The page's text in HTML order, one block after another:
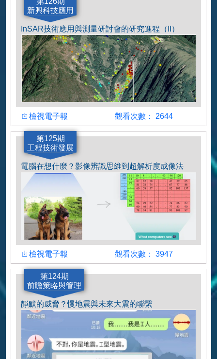
葉雯婷
新興科技應用
作者
李易諭
InSAR技術應用與測量研討會的研究進程（II）
檢視檢視電子報 觀看人數
觀看次數： 2644
第125期
工程技術發展
陳俊廷
電腦在想什麼？影像辨識思維到超解析度成像法
檢視檢視電子報 觀看人數
觀看次數： 3947
第124期
前瞻策略與管理
靜默的威脅？慢地震與未來大震的聯繫